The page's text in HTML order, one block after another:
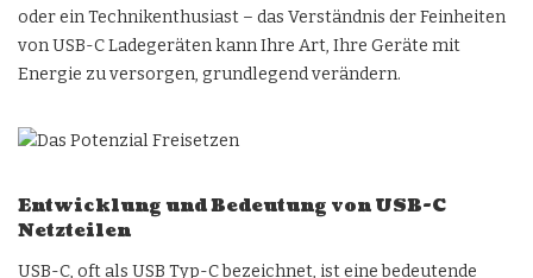
oder ein Technikenthusiast – das Verständnis der Feinheiten
von USB-C Ladegeräten kann Ihre Art, Ihre Geräte mit
Energie zu versorgen, grundlegend verändern.
Entwicklung und Bedeutung von USB-C
Netzteilen
USB-C, oft als USB Typ-C bezeichnet, ist eine bedeutende